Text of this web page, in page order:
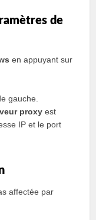
de
en appuyant sur
gauche.
proxy est
IP et le port
affectée par